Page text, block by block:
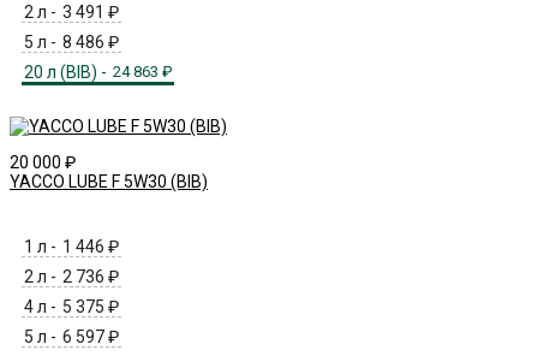
2 л - 3 491 ₽
5 л - 8 486 ₽
20 л (BIB) - 24 863 ₽
20 000 ₽
YACCO LUBE F 5W30 (BIB)
1 л - 1 446 ₽
2 л - 2 736 ₽
4 л - 5 375 ₽
5 л - 6 597 ₽